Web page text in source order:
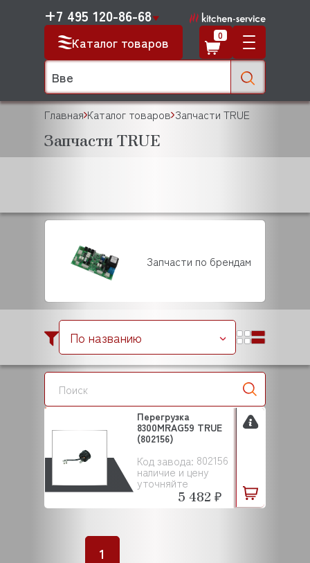
Каталог товаров
+7 495 120-86-68
0
Главная Каталог товаров Запчасти TRUE
Запчасти TRUE
Запчасти по брендам
По названию
Код завода: 802156
наличие и цену
уточняйте
Перегрузка
8300MRAG59 TRUE
(802156)
5 482 ₽
1